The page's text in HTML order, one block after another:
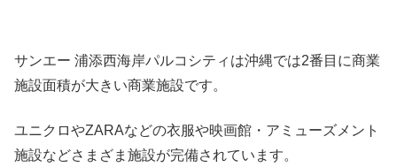
サンエー 浦添西海岸パルコシティは沖縄では2番目に商業
施設面積が大きい商業施設です。
ユニクロやZARAなどの衣服や映画館・アミューズメント
施設などさまざま施設が完備されています。